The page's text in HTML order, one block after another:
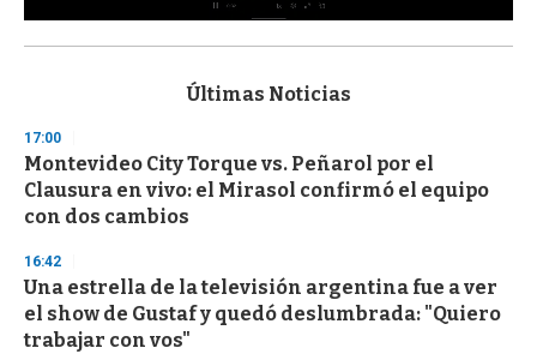
s
d
s
o
f
3
s
e
c
o
n
Últimas Noticias
17:00
Montevideo City Torque vs. Peñarol por el
Clausura en vivo: el Mirasol confirmó el equipo
con dos cambios
16:42
Una estrella de la televisión argentina fue a ver
el show de Gustaf y quedó deslumbrada: "Quiero
trabajar con vos"